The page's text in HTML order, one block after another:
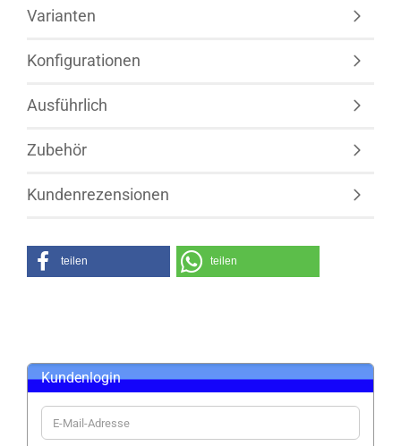
Varianten
Konfigurationen
Ausführlich
Zubehör
Kundenrezensionen
teilen teilen
Kundenlogin
E-
Mail-